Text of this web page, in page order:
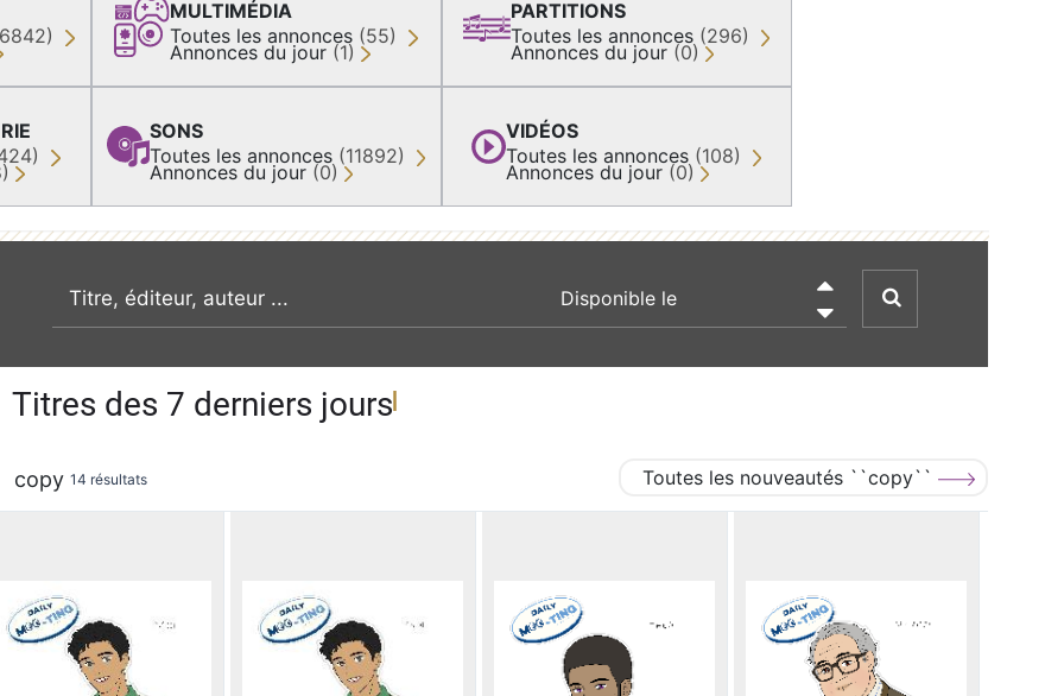
MULTIMÉDIA
Toutes les annonces (55)
Annonces du jour (1)
SONS
Toutes les annonces (11892)
Annonces du jour (0)
PARTITIONS
Toutes les annonces (296)
Annonces du jour (0)
VIDÉOS
Toutes les annonces (108)
Annonces du jour (0)
recherche par mot clé

Titres des 7 derniers jours
copy 14 résultats Toutes les nouveautés ``copy``